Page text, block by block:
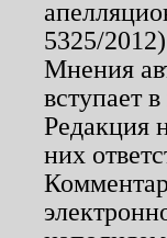
5325/
Мнения
вступает
Редакция
них